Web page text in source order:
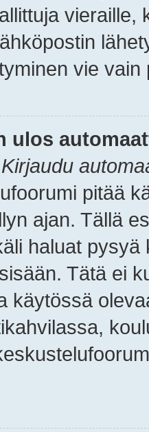
vieraille,
vie
ulos
Kirjaudu
pitää
ajan. Tällä
haluat
Tätä ei
käytössä